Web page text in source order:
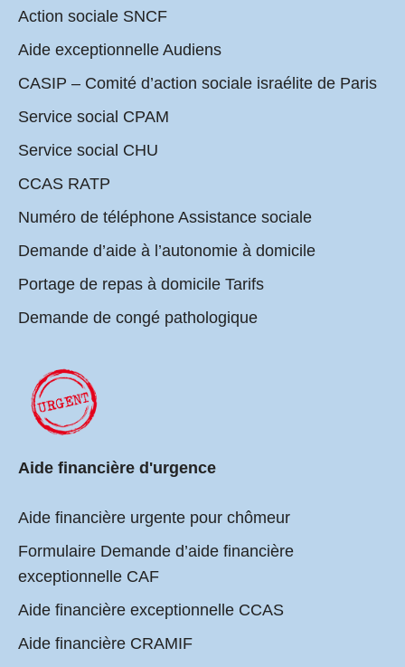
Action sociale SNCF
Aide exceptionnelle Audiens
CASIP – Comité d’action sociale israélite de Paris
Service social CPAM
Service social CHU
CCAS RATP
Numéro de téléphone Assistance sociale
Demande d’aide à l’autonomie à domicile
Portage de repas à domicile Tarifs
Demande de congé pathologique
Aide financière d'urgence
Aide financière urgente pour chômeur
Formulaire Demande d’aide financière
exceptionnelle CAF
Aide financière exceptionnelle CCAS
Aide financière CRAMIF